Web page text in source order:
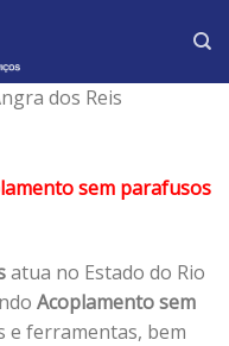
dos Reis
sem parafusos
atua no Estado do Rio
Acoplamento sem
e ferramentas, bem